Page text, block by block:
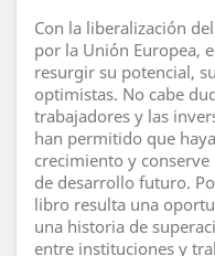
Con la liberalización
por la Unión Europea,
resurgir su potencial,
optimistas. No cabe
trabajadores y las
han permitido que
crecimiento y
de desarrollo futuro.
libro resulta una
una historia de
entre instituciones y